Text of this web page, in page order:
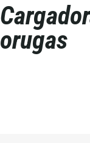
orugas